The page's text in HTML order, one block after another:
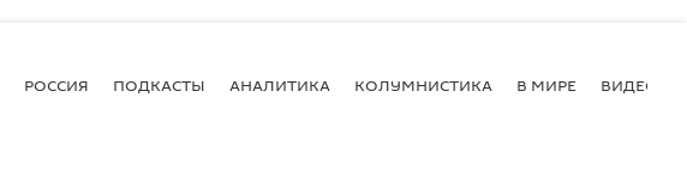
РОССИЯ ПОДКАСТЫ АНАЛИТИКА КОЛУМНИСТИКА В МИРЕ ВИДЕО